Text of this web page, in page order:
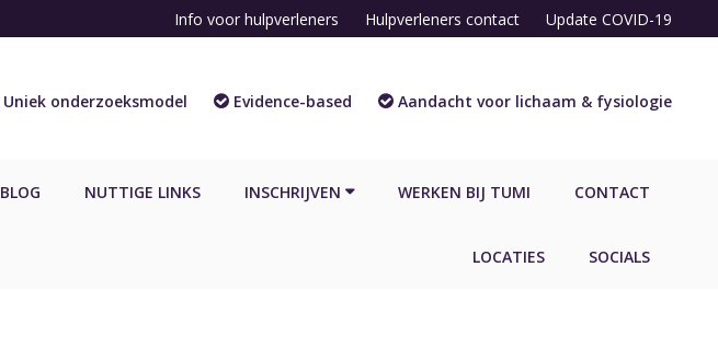
Info voor hulpverleners Hulpverleners contact Update COVID-19
Uniek onderzoeksmodel Evidence-based Aandacht voor lichaam & fysiologie
BLOG NUTTIGE LINKS INSCHRIJVEN WERKEN BIJ TUMI CONTACT
LOCATIES SOCIALS